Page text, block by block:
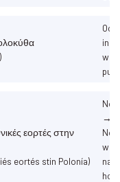
in
we
εορτές στην
eortés stin Polonía)
→ in
we